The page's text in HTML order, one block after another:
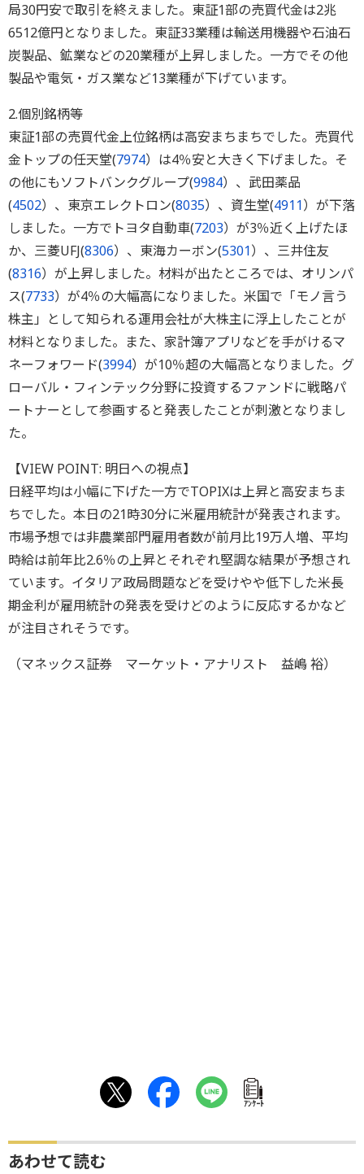
局30円安で取引を終えました。東証1部の売買代金は2兆
6512億円となりました。東証33業種は輸送用機器や石油石
炭製品、鉱業などの20業種が上昇しました。一方でその他
製品や電気・ガス業など13業種が下げています。
2.個別銘柄等
東証1部の売買代金上位銘柄は高安まちまちでした。売買代
金トップの任天堂(7974）は4％安と大きく下げました。そ
の他にもソフトバンクグループ(9984）、武田薬品
(4502）、東京エレクトロン(8035）、資生堂(4911）が下落
しました。一方でトヨタ自動車(7203）が3％近く上げたほ
か、三菱UFJ(8306）、東海カーボン(5301）、三井住友
(8316）が上昇しました。材料が出たところでは、オリンパ
ス(7733）が4％の大幅高になりました。米国で「モノ言う
株主」として知られる運用会社が大株主に浮上したことが
材料となりました。また、家計簿アプリなどを手がけるマ
ネーフォワード(3994）が10％超の大幅高となりました。グ
ローバル・フィンテック分野に投資するファンドに戦略パ
ートナーとして参画すると発表したことが刺激となりまし
た。
【VIEW POINT: 明日への視点】
日経平均は小幅に下げた一方でTOPIXは上昇と高安まちま
ちでした。本日の21時30分に米雇用統計が発表されます。
市場予想では非農業部門雇用者数が前月比19万人増、平均
時給は前年比2.6％の上昇とそれぞれ堅調な結果が予想され
ています。イタリア政局問題などを受けやや低下した米長
期金利が雇用統計の発表を受けどのように反応するかなど
が注目されそうです。
（マネックス証券 マーケット・アナリスト 益嶋 裕）
ｱﾝｹｰﾄ
あわせて読む